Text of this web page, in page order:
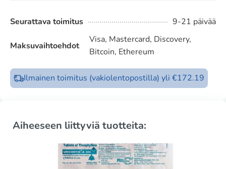
Seurattava toimitus 9-21 päivää
Maksuvaihtoehdot
Visa, Mastercard, Discovery,
Bitcoin, Ethereum
Ilmainen toimitus (vakiolentopostilla) yli €172.19
Aiheeseen liittyviä tuotteita: